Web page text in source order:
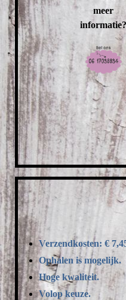
meer
informatie?
Verzendkosten: €
Ophalen is mogelijk.
Hoge kwaliteit.
Volop keuze.